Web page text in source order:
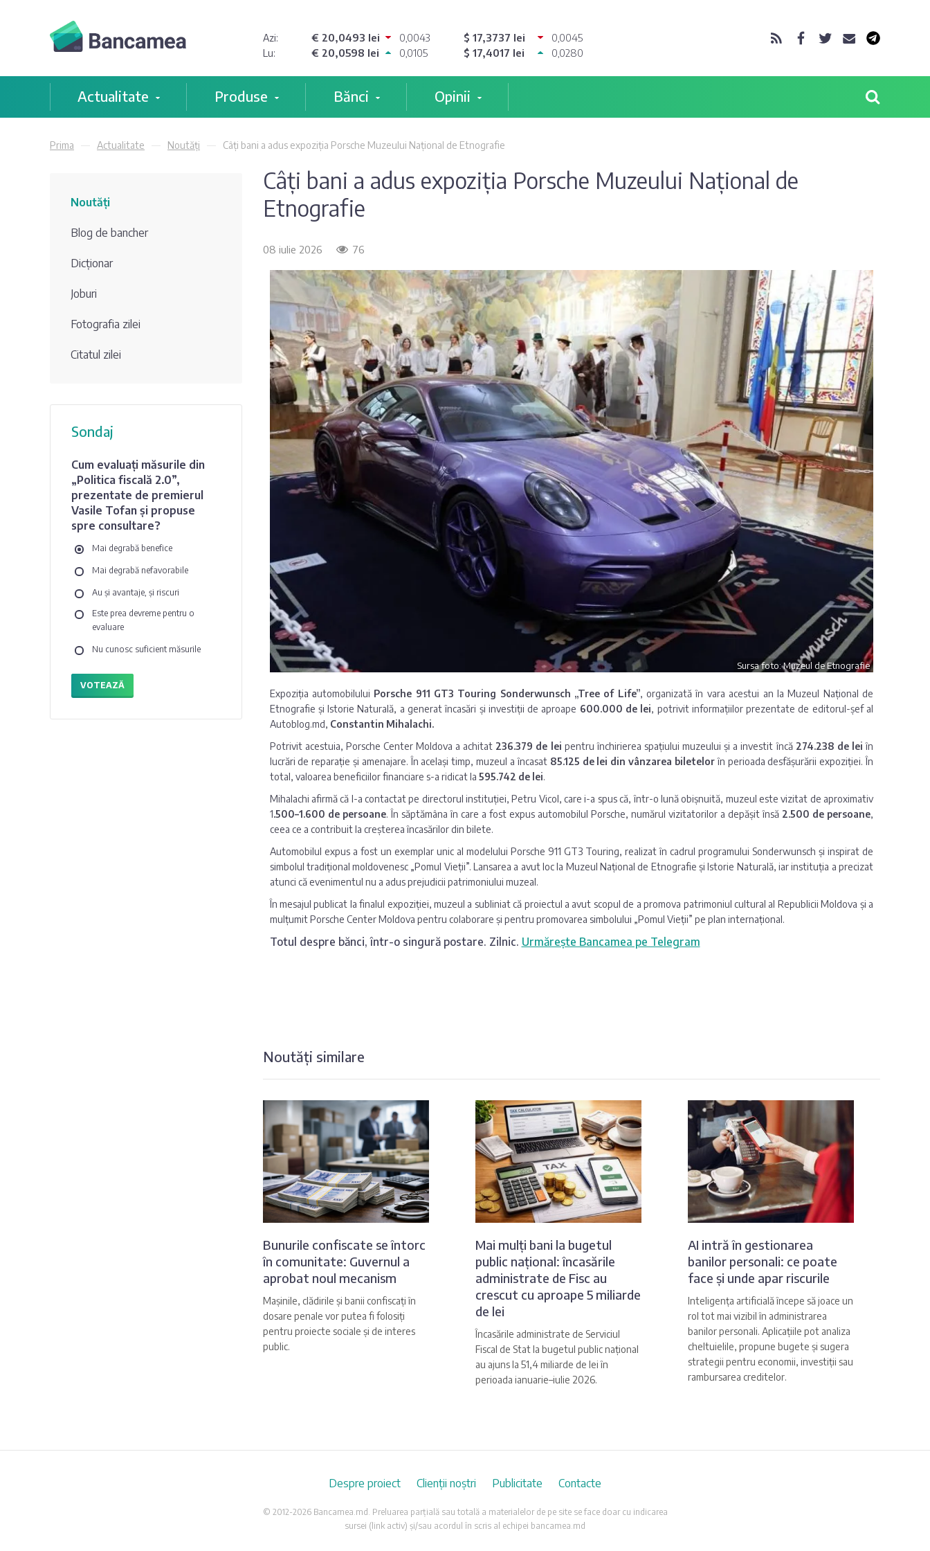
Azi: € 20,0493 lei 0,0043 $ 17,3737 lei 0,0045
Lu: € 20,0598 lei 0,0105 $ 17,4017 lei 0,0280
Actualitate Produse Bănci Opinii
Prima Actualitate Noutăți Câți bani a adus expoziția Porsche Muzeului Național de Etnografie
Noutăți
Blog de bancher
Dicționar
Joburi
Fotografia zilei
Citatul zilei
Sondaj
Cum evaluați măsurile din
„Politica fiscală 2.0”,
prezentate de premierul
Vasile Tofan și propuse
spre consultare?
Mai degrabă benefice
Mai degrabă nefavorabile
Au și avantaje, și riscuri
Este prea devreme pentru o
evaluare
Nu cunosc suficient măsurile
VOTEAZĂ
Câți bani a adus expoziția Porsche Muzeului Național de
Etnografie
08 iulie 2026 76
Sursa foto: Muzeul de Etnografie
Expoziția automobilului Porsche 911 GT3 Touring Sonderwunsch „Tree of Life”, organizată în vara acestui an la Muzeul Național de
Etnografie și Istorie Naturală, a generat încasări și investiții de aproape 600.000 de lei, potrivit informațiilor prezentate de editorul-șef al
Autoblog.md, Constantin Mihalachi.
Potrivit acestuia, Porsche Center Moldova a achitat 236.379 de lei pentru închirierea spațiului muzeului și a investit încă 274.238 de lei în
lucrări de reparație și amenajare. În același timp, muzeul a încasat 85.125 de lei din vânzarea biletelorîn perioada desfășurării expoziției. În
total, valoarea beneficiilor financiare s-a ridicat la 595.742 de lei.
Mihalachi afirmă că l-a contactat pe directorul instituției, Petru Vicol, care i-a spus că, într-o lună obișnuită, muzeul este vizitat de aproximativ
1.500–1.600 de persoane. În săptămâna în care a fost expus automobilul Porsche, numărul vizitatorilor a depășit însă 2.500 de persoane,
ceea ce a contribuit la creșterea încasărilor din bilete.
Automobilul expus a fost un exemplar unic al modelului Porsche 911 GT3 Touring, realizat în cadrul programului Sonderwunsch și inspirat de
simbolul tradițional moldovenesc „Pomul Vieții”. Lansarea a avut loc la Muzeul Național de Etnografie și Istorie Naturală, iar instituția a precizat
atunci că evenimentul nu a adus prejudicii patrimoniului muzeal.
În mesajul publicat la finalul expoziției, muzeul a subliniat că proiectul a avut scopul de a promova patrimoniul cultural al Republicii Moldova și a
mulțumit Porsche Center Moldova pentru colaborare și pentru promovarea simbolului „Pomul Vieții” pe plan internațional.
Totul despre bănci, într-o singură postare. Zilnic. Urmărește Bancamea pe Telegram
Noutăți similare
Bunurile confiscate se întorc
în comunitate: Guvernul a
aprobat noul mecanism
Mașinile, clădirile și banii confiscați în
dosare penale vor putea fi folosiți
pentru proiecte sociale și de interes
public.
Mai mulți bani la bugetul
public național: încasările
administrate de Fisc au
crescut cu aproape 5 miliarde
de lei
Încasările administrate de Serviciul
Fiscal de Stat la bugetul public național
au ajuns la 51,4 miliarde de lei în
perioada ianuarie–iulie 2026.
AI intră în gestionarea
banilor personali: ce poate
face și unde apar riscurile
Inteligența artificială începe să joace un
rol tot mai vizibil în administrarea
banilor personali. Aplicațiile pot analiza
cheltuielile, propune bugete și sugera
strategii pentru economii, investiții sau
rambursarea creditelor.
Despre proiect Clienții noștri Publicitate Contacte
© 2012-2026 Bancamea.md. Preluarea parțială sau totală a materialelor de pe site se face doar cu indicarea
sursei (link activ) și/sau acordul în scris al echipei bancamea.md